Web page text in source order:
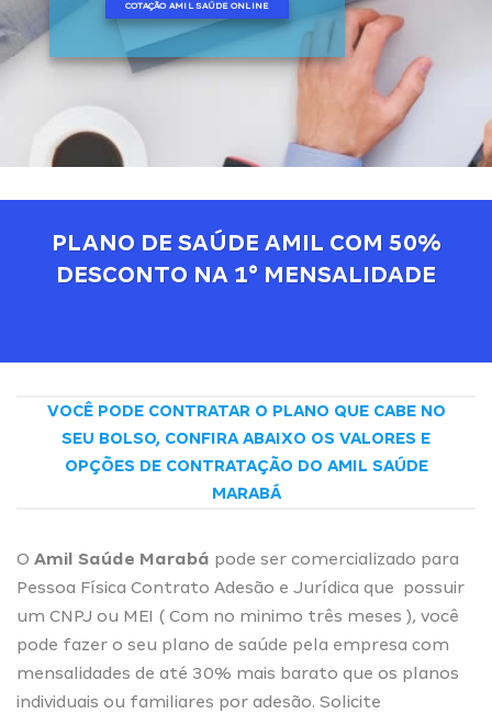
COTAÇÃO AMIL SAÚDE ONLINE
PLANO DE SAÚDE AMIL COM 50%
DESCONTO NA 1° MENSALIDADE
VOCÊ PODE CONTRATAR O PLANO QUE CABE NO
SEU BOLSO, CONFIRA ABAIXO OS VALORES E
OPÇÕES DE CONTRATAÇÃO DO AMIL SAÚDE
MARABÁ
O Amil Saúde Marabá pode ser comercializado para
Pessoa Física Contrato Adesão e Jurídica que possuir
um CNPJ ou MEI ( Com no minimo três meses ), você
pode fazer o seu plano de saúde pela empresa com
mensalidades de até 30% mais barato que os planos
individuais ou familiares por adesão. Solicite